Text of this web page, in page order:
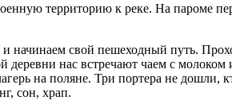
территорию к реке. На пароме
начинаем свой пешеходный путь.
деревни нас встречают чаем с
на поляне. Три портера не
сон, храп.